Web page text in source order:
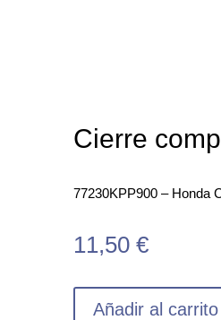
Cierre
77230KPP900 – Honda
11,50€
Añadir al carrito